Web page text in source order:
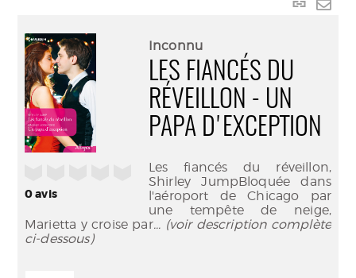
0avis
Inconnu
LES FIANCÉS DU
RÉVEILLON - UN
PAPA D'EXCEPTION
Les fiancés du réveillon,
Shirley JumpBloquée dans
l'aéroport de Chicago par
une tempête de neige,
Marietta y croise par... (voir description complète
ci-dessous)